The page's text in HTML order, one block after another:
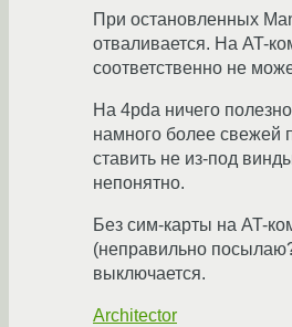
При остановленных
отваливается. На AT-
соответственно не
На 4pda ничего
намного более свежей
ставить не из-под
непонятно.
Без сим-карты на AT-
(неправильно
выключается.
Architector